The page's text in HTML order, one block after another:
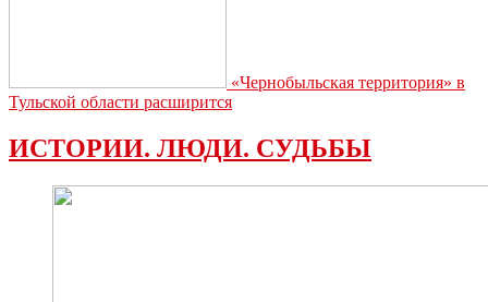
«Чернобыльская территория» в
Тульской области расширится
ИСТОРИИ. ЛЮДИ. СУДЬБЫ